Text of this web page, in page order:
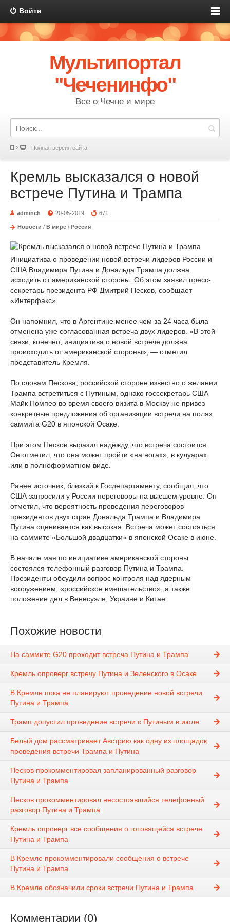
Войти
Мультипортал
"Чеченинфо"
Все о Чечне и мире
Полная версия сайта
Кремль высказался о новой
встрече Путина и Трампа
adminch 20-05-2019 671
Новости / В мире / Россия
Инициатива о проведении новой встречи лидеров России и
США Владимира Путина и Дональда Трампа должна
исходить от американской стороны. Об этом заявил пресс-
секретарь президента РФ Дмитрий Песков, сообщает
«Интерфакс».
Он напомнил, что в Аргентине менее чем за 24 часа была
отменена уже согласованная встреча двух лидеров. «В этой
связи, конечно, инициатива о новой встрече должна
происходить от американской стороны», — отметил
представитель Кремля.
По словам Пескова, российской стороне известно о желании
Трампа встретиться с Путиным, однако госсекретарь США
Майк Помпео во время своего визита в Москву не привез
конкретные предложения об организации встречи на полях
саммита G20 в японской Осаке.
При этом Песков выразил надежду, что встреча состоится.
Он отметил, что она может пройти «на ногах», в кулуарах
или в полноформатном виде.
Ранее источник, близкий к Госдепартаменту, сообщил, что
США запросили у России переговоры на высшем уровне. Он
отметил, что вероятность проведения переговоров
президентов двух стран Дональда Трампа и Владимира
Путина оценивается как высокая. Встреча может состояться
на саммите «Большой двадцатки» в японской Осаке в июне.
В начале мая по инициативе американской стороны
состоялся телефонный разговор Путина и Трампа.
Президенты обсудили вопрос контроля над ядерным
вооружением, «российское вмешательство», а также
положение дел в Венесуэле, Украине и Китае.
Похожие новости
На саммите G20 проходит встреча Путина и Трампа
Кремль опроверг встречу Путина и Зеленского в Осаке
В Кремле пока не планируют проведение новой встречи
Путина и Трампа
Трамп допустил проведение встречи с Путиным в июле
Белый дом рассматривает Австрию как одну из площадок
проведения встречи Трампа и Путина
Песков прокомментировал запланированный разговор
Путина и Трампа
Песков прокомментировал несостоявшийся телефонный
разговор Путина и Трампа
Кремль опроверг все сообщения о готовящейся встрече
Путина и Трампа
В Кремле прокомментировали сообщения о встрече
Путина и Трампа
В Кремле обозначили сроки встречи Путина и Трампа
Комментарии (0)